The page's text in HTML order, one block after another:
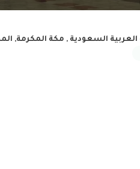
العربية السعودية , مكة المكرمة,